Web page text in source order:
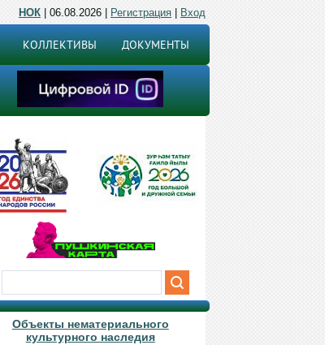
НОК | 06.08.2026 | Регистрация Вход
КОЛЛЕКТИВЫ ДОКУМЕНТЫ
Объекты нематериального
культурного наследия